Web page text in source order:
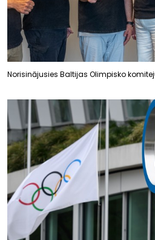
Norisinājusies Baltijas Olimpisko